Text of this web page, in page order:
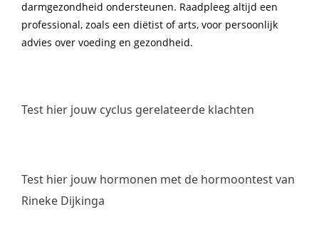
darmgezondheid ondersteunen. Raadpleeg altijd een
professional, zoals een diëtist of arts, voor persoonlijk
advies over voeding en gezondheid.
Test hier jouw cyclus gerelateerde klachten
Test hier jouw hormonen met de hormoontest van
Rineke Dijkinga